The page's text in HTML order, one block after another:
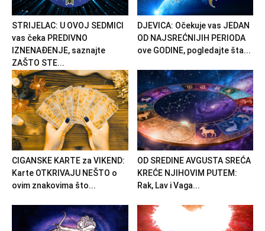
STRIJELAC: U OVOJ SEDMICI
vas čeka PREDIVNO
IZNENAĐENJE, saznajte
ZAŠTO STE...
DJEVICA: Očekuje vas JEDAN
OD NAJSREĆNIJIH PERIODA
ove GODINE, pogledajte šta...
CIGANSKE KARTE za VIKEND:
Karte OTKRIVAJU NEŠTO o
ovim znakovima što...
OD SREDINE AVGUSTA SREĆA
KREĆE NJIHOVIM PUTEM:
Rak, Lav i Vaga...